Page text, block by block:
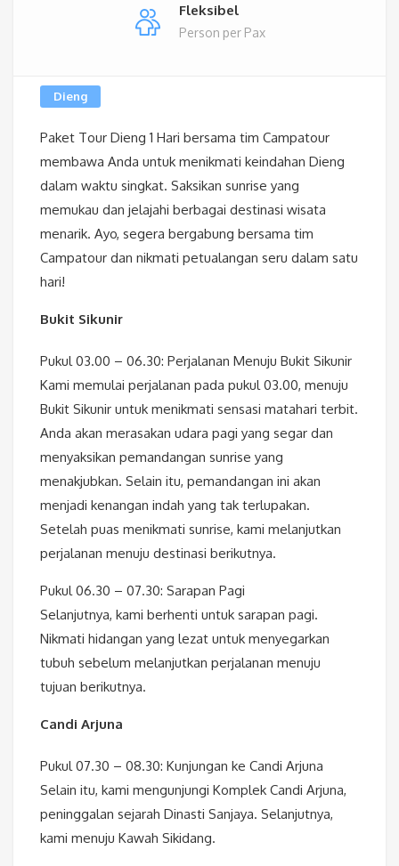
Fleksibel
Person per Pax
Dieng
Paket Tour Dieng 1 Hari bersama tim Campatour
membawa Anda untuk menikmati keindahan Dieng
dalam waktu singkat. Saksikan sunrise yang
memukau dan jelajahi berbagai destinasi wisata
menarik. Ayo, segera bergabung bersama tim
Campatour dan nikmati petualangan seru dalam satu
hari!
Bukit Sikunir
Pukul 03.00 – 06.30: Perjalanan Menuju Bukit Sikunir
Kami memulai perjalanan pada pukul 03.00, menuju
Bukit Sikunir untuk menikmati sensasi matahari terbit.
Anda akan merasakan udara pagi yang segar dan
menyaksikan pemandangan sunrise yang
menakjubkan. Selain itu, pemandangan ini akan
menjadi kenangan indah yang tak terlupakan.
Setelah puas menikmati sunrise, kami melanjutkan
perjalanan menuju destinasi berikutnya.
Pukul 06.30 – 07.30: Sarapan Pagi
Selanjutnya, kami berhenti untuk sarapan pagi.
Nikmati hidangan yang lezat untuk menyegarkan
tubuh sebelum melanjutkan perjalanan menuju
tujuan berikutnya.
Candi Arjuna
Pukul 07.30 – 08.30: Kunjungan ke Candi Arjuna
Selain itu, kami mengunjungi Komplek Candi Arjuna,
peninggalan sejarah Dinasti Sanjaya. Selanjutnya,
kami menuju Kawah Sikidang.